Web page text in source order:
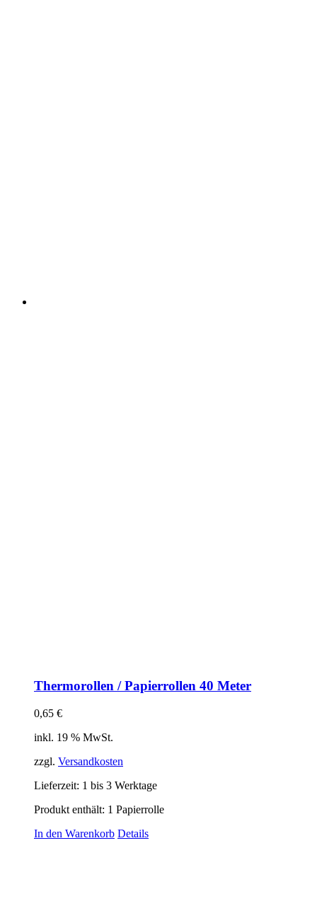
Thermorollen / Papierrollen 40 Meter
0,65 €
inkl. 19 % MwSt.
zzgl. Versandkosten
Lieferzeit: 1 bis 3 Werktage
Produkt enthält: 1 Papierrolle
In den Warenkorb Details